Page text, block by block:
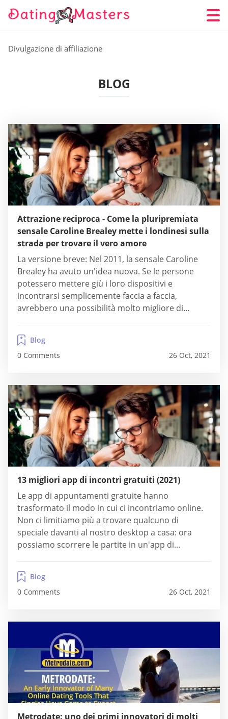
Divulgazione di affiliazione
BLOG
Attrazione reciproca - Come la pluripremiata
sensale Caroline Brealey mette i londinesi sulla
strada per trovare il vero amore
La versione breve: Nel 2011, la sensale Caroline
Brealey ha avuto un'idea nuova. Se le persone
potessero mettere giù i loro dispositivi e
incontrarsi semplicemente faccia a faccia,
avrebbero una possibilità molto migliore di
avviato il suo pluripremiato servizio di
appuntamenti, Mutual Attraction, Caroline e il suo
team hanno messo in contatto...
Blog
0 Comments
26 Oct, 2021
13 migliori app di incontri gratuiti (2021)
Le app di appuntamenti gratuite hanno
trasformato il modo in cui ci incontriamo online.
Non ci limitiamo più a trovare qualcuno di
speciale davanti al nostro desktop a casa: ora
possiamo scorrere le partite in un'app di
Starbucks, portiamo a spasso il cane e balliamo al
club (se questo è il tuo stile...
Blog
0 Comments
26 Oct, 2021
Metrodate: uno dei primi innovatori di molti